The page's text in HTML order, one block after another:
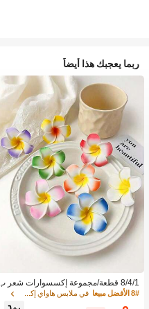
ربما يعجبك هذا أيضاً
8/4/1 قطعة/مجموعة إكسسوارات شعر ب
نقشة زهور استوائية، مشابك شعر بلومير
8# الأفضل مبيعا في ملابس هاواي إكسسوارات